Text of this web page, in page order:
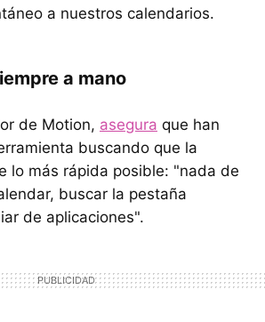
a nuestros calendarios.
a mano
de Motion, asegura que han
buscando que la
lo más rápida posible: "nada de
buscar la pestaña
de aplicaciones".